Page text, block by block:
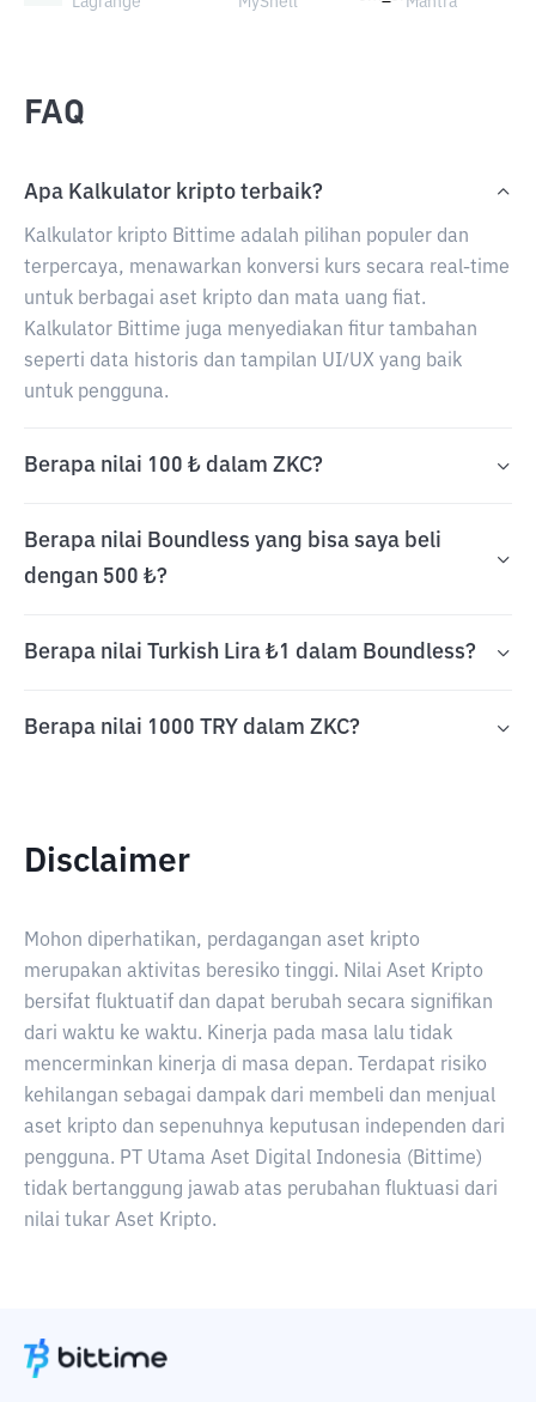
FAQ
Apa Kalkulator kripto terbaik?
Kalkulator kripto Bittime adalah pilihan populer dan
terpercaya, menawarkan konversi kurs secara real-time
untuk berbagai aset kripto dan mata uang fiat.
Kalkulator Bittime juga menyediakan fitur tambahan
seperti data historis dan tampilan UI/UX yang baik
untuk pengguna.
Berapa nilai 100 ₺ dalam ZKC?
Berapa nilai Boundless yang bisa saya beli
dengan 500 ₺?
Berapa nilai Turkish Lira ₺1 dalam Boundless?
Berapa nilai 1000 TRY dalam ZKC?
Disclaimer
Mohon diperhatikan, perdagangan aset kripto
merupakan aktivitas beresiko tinggi. Nilai Aset Kripto
bersifat fluktuatif dan dapat berubah secara signifikan
dari waktu ke waktu. Kinerja pada masa lalu tidak
mencerminkan kinerja di masa depan. Terdapat risiko
kehilangan sebagai dampak dari membeli dan menjual
aset kripto dan sepenuhnya keputusan independen dari
pengguna. PT Utama Aset Digital Indonesia (Bittime)
tidak bertanggung jawab atas perubahan fluktuasi dari
nilai tukar Aset Kripto.